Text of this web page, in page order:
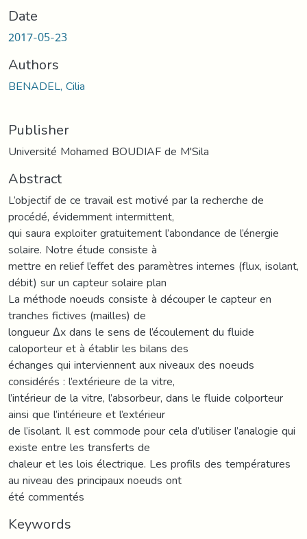
Date
2017-05-23
Authors
BENADEL, Cilia
Publisher
Université Mohamed BOUDIAF de M'Sila
Abstract
L’objectif de ce travail est motivé par la recherche de
procédé, évidemment intermittent,
qui saura exploiter gratuitement l’abondance de l’énergie
solaire. Notre étude consiste à
mettre en relief l’effet des paramètres internes (flux, isolant,
débit) sur un capteur solaire plan
La méthode noeuds consiste à découper le capteur en
tranches fictives (mailles) de
longueur Δx dans le sens de l’écoulement du fluide
caloporteur et à établir les bilans des
échanges qui interviennent aux niveaux des noeuds
considérés : l’extérieure de la vitre,
l’intérieur de la vitre, l’absorbeur, dans le fluide colporteur
ainsi que l’intérieure et l’extérieur
de l’isolant. Il est commode pour cela d’utiliser l’analogie qui
existe entre les transferts de
chaleur et les lois électrique. Les profils des températures
au niveau des principaux noeuds ont
été commentés
Keywords